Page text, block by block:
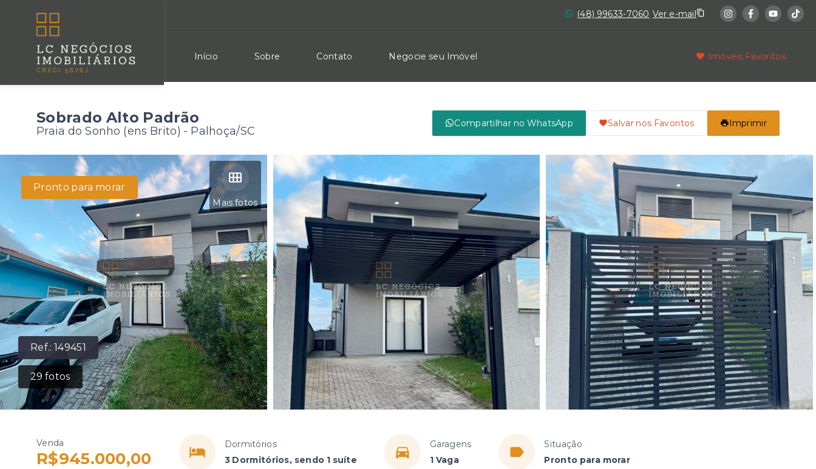
(48) 99633-7060 Ver e-mail
Início Sobre Contato Negocie seu Imóvel Imóveis Favoritos
Sobrado Alto Padrão
Praia do Sonho (ens Brito) - Palhoça/SC
Compartilhar no WhatsApp Salvar nos Favoritos Imprimir
Ref.:149451
29 fotos
Mais fotos
Pronto para morar
Venda
R$945.000,00
Dormitórios
3 Dormitórios, sendo 1 suíte
Garagens
1 Vaga
Situação
Pronto para morar